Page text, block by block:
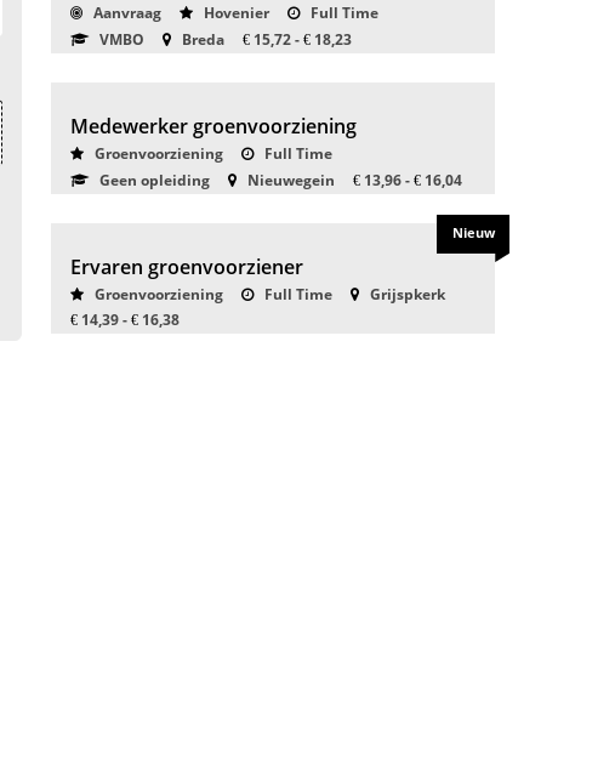
Aanvraag Hovenier
Full Time
VMBO
Breda € 15,72 - € 18,23
Medewerker groenvoorziening
Groenvoorziening
Full Time
Geen opleiding
Nieuwegein € 13,96 - € 16,04
Ervaren groenvoorziener
Groenvoorziening Full Time Grijspkerk
€ 14,39 - € 16,38
Nieuw